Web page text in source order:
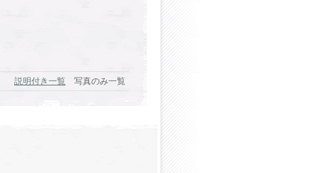
説明付き一覧 写真のみ一覧